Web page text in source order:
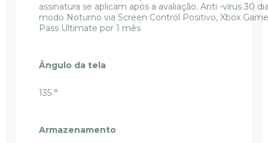
assinatura se aplicam após a avaliação. Anti -vírus 30
modo Noturno via Screen Control Positivo, Xbox Game
Pass Ultimate por 1 mês
Ângulo da tela
135 °
Armazenamento